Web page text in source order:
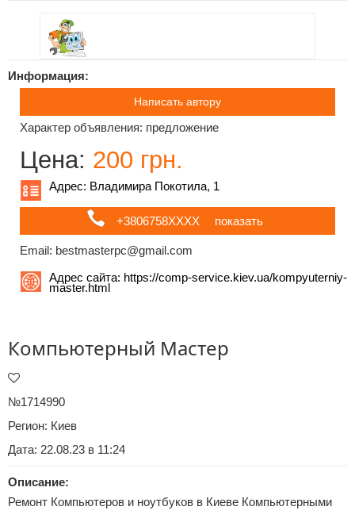
Информация:
Написать автору
Характер объявления: предложение
Цена: 200 грн.
Адрес: Владимира Покотила, 1
+3806758ХХХХ показать
Email: bestmasterpc@gmail.com
Адрес сайта: https://comp-service.kiev.ua/kompyuterniy-
master.html
Компьютерный Мастер
№1714990
Регион: Киев
Дата: 22.08.23 в 11:24
Описание:
Ремонт Компьютеров и ноутбуков в Киеве Компьютерными